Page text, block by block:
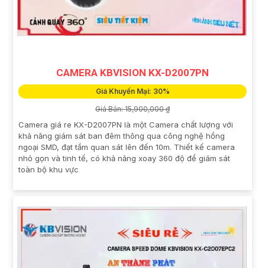
CAMERA KBVISION KX-D2007PN
Giá Khuyến Mại: 30%
Giá Bán: 15,900,000 ₫
Camera giá re KX-D2007PN là một Camera chất lượng với
khả năng giám sát ban đêm thông qua công nghệ hồng
ngoại SMD, đạt tầm quan sát lên đến 10m. Thiết kế camera
nhỏ gọn và tinh tế, có khả năng xoay 360 độ để giám sát
toàn bộ khu vực